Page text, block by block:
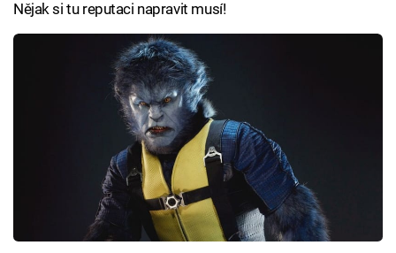
Nějak si tu reputaci napravit musí!